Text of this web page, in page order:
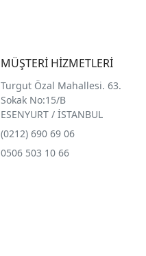
MÜŞTERİ HİZMETLERİ
Turgut Özal Mahallesi. 63.
Sokak No:15/B
ESENYURT / İSTANBUL
(0212) 690 69 06
0506 503 10 66